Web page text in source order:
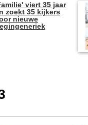
viert 35 jaar
zoekt 35 kijkers
nieuwe